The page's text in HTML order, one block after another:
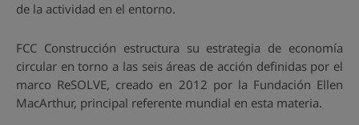
de la actividad en el entorno.
FCC Construcción estructura su estrategia de economía
circular en torno a las seis áreas de acción definidas por el
marco ReSOLVE, creado en 2012 por la Fundación Ellen
MacArthur, principal referente mundial en esta materia.